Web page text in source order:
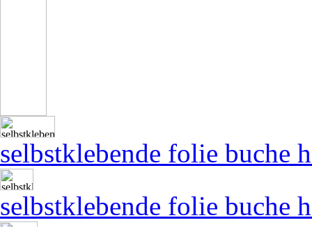
selbstklebende folie buche
selbstklebende folie buche